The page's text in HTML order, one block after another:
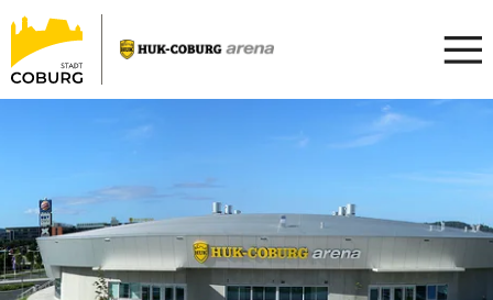
INHALT ANSPRINGEN
Stadt
Coburg